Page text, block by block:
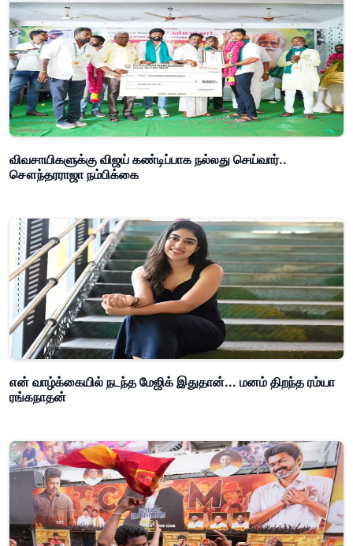
விவசாயிகளுக்கு விஜய் கண்டிப்பாக நல்லது செய்வார்..
சௌந்தரராஜா நம்பிக்கை
என் வாழ்க்கையில் நடந்த மேஜிக் இதுதான்... மனம் திறந்த ரம்யா
ரங்கநாதன்